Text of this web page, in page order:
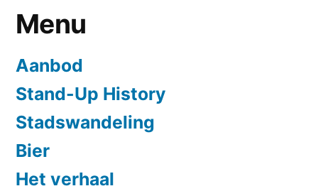
Menu
Aanbod
Stand-Up History
Stadswandeling
Bier
Het verhaal